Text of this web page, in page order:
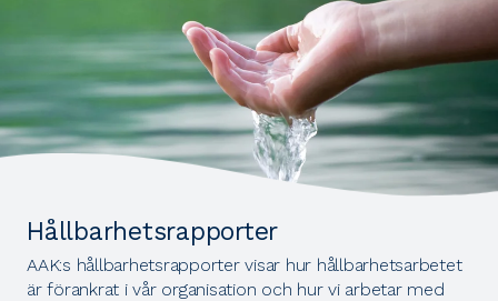
Hållbarhetsrapporter
AAK:s hållbarhetsrapporter visar hur hållbarhetsarbetet
är förankrat i vår organisation och hur vi arbetar med